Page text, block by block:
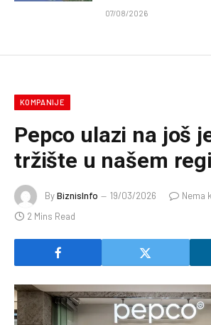
07/08/2026
KOMPANIJE
Pepco ulazi na još
tržište u našem
ByBiznisInfo 19/03/2026
Nema
2 Mins Read